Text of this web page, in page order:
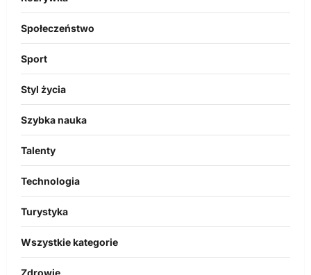
Społeczeństwo
Sport
Styl życia
Szybka nauka
Talenty
Technologia
Turystyka
Wszystkie kategorie